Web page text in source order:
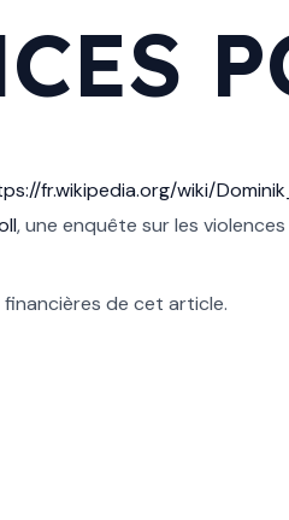
fr.wikipedia.org/wiki/
, une enquête sur les
de cet article.